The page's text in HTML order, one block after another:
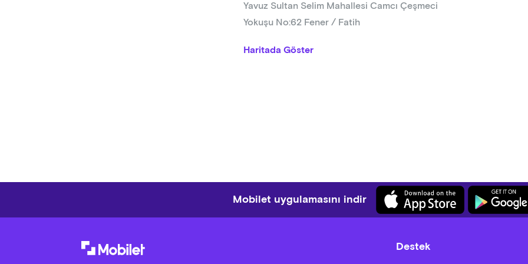
Yavuz Sultan Selim Mahallesi Camcı Çeşmeci
Yokuşu No:62 Fener / Fatih
Haritada Göster
Mobilet uygulamasını indir
Destek